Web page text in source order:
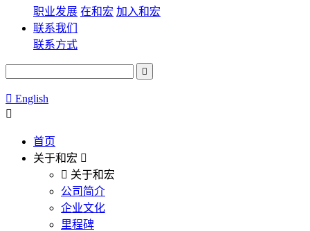
职业发展 在和宏 加入和宏
联系我们
联系方式
English
首页
关于和宏
关于和宏
公司简介
企业文化
里程碑